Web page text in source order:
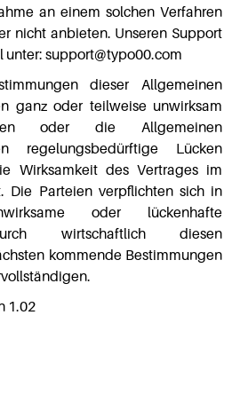
an einem solchen Verfahren
nicht anbieten. Unseren Support
unter: support@typo00.com
dieser Allgemeinen
ganz oder teilweise unwirksam
oder die Allgemeinen
regelungsbedürftige Lücken
Wirksamkeit des Vertrages im
Die Parteien verpflichten sich in
oder lückenhafte
wirtschaftlich diesen
kommende Bestimmungen
1.02